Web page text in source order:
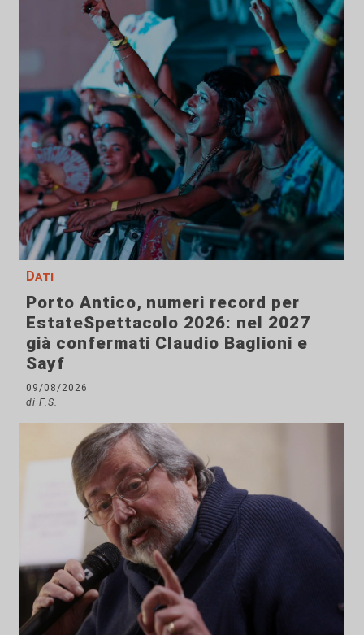
Dati
Porto Antico, numeri record per
EstateSpettacolo 2026: nel 2027
già confermati Claudio Baglioni e
Sayf
09/08/2026
di F.S.